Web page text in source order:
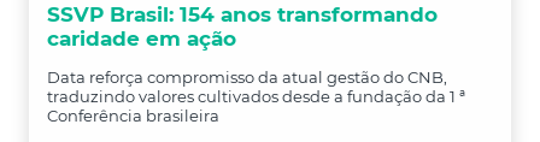
SSVP Brasil: 154 anos transformando
caridade em ação
Data reforça compromisso da atual gestão do CNB,
traduzindo valores cultivados desde a fundação da 1 ª
Conferência brasileira